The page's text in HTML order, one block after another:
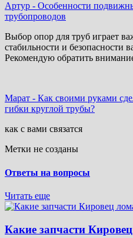
Артур - Особенности
трубопроводов
Выбор опор для труб играет
стабильности и безопасности
Рекомендую обратить
Марат - Как своими руками
гибки круглой трубы?
как с вами связатся
Метки не созданы
Ответы на вопросы
Читать еще
Какие запчасти